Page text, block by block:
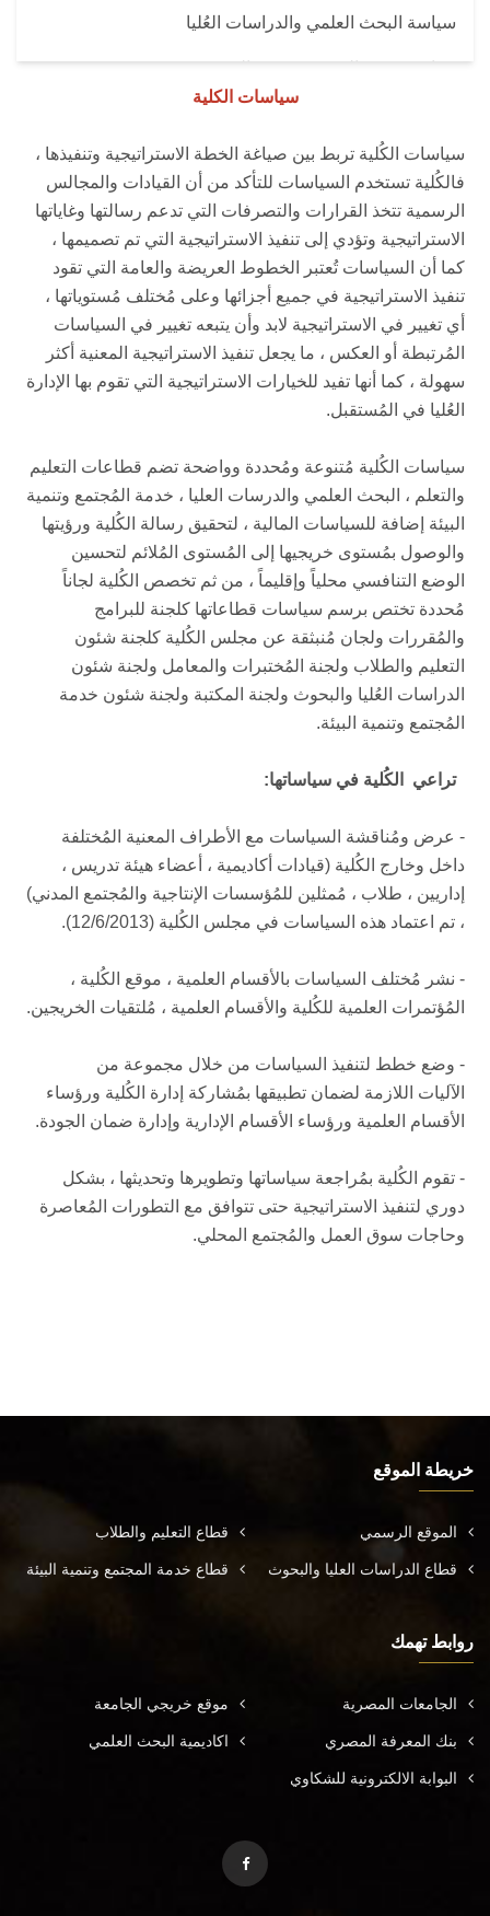
سياسة البحث العلمي والدراسات العُليا
سياسة خدمة المُجتمع وتنمية البيئة
مجموعة الآليات التنظيمية
سياسات الكلية
سياسات الكُلية تربط بين صياغة الخطة الاستراتيجية وتنفيذها ،
فالكُلية تستخدم السياسات للتأكد من أن القيادات والمجالس
الرسمية تتخذ القرارات والتصرفات التي تدعم رسالتها وغاياتها
الاستراتيجية وتؤدي إلى تنفيذ الاستراتيجية التي تم تصميمها ،
كما أن السياسات تُعتبر الخطوط العريضة والعامة التي تقود
تنفيذ الاستراتيجية في جميع أجزائها وعلى مُختلف مُستوياتها ،
أي تغيير في الاستراتيجية لابد وأن يتبعه تغيير في السياسات
المُرتبطة أو العكس ، ما يجعل تنفيذ الاستراتيجية المعنية أكثر
سهولة ، كما أنها تفيد للخيارات الاستراتيجية التي تقوم بها الإدارة
العُليا في المُستقبل.
سياسات الكُلية مُتنوعة ومُحددة وواضحة تضم قطاعات التعليم
والتعلم ، البحث العلمي والدرسات العليا ، خدمة المُجتمع وتنمية
البيئة إضافة للسياسات المالية ، لتحقيق رسالة الكُلية ورؤيتها
والوصول بمُستوى خريجيها إلى المُستوى المُلائم لتحسين
الوضع التنافسي محلياً وإقليماً ، من ثم تخصص الكُلية لجاناً
مُحددة تختص برسم سياسات قطاعاتها كلجنة للبرامج
والمُقررات ولجان مُنبثقة عن مجلس الكُلية كلجنة شئون
التعليم والطلاب ولجنة المُختبرات والمعامل ولجنة شئون
الدراسات العُليا والبحوث ولجنة المكتبة ولجنة شئون خدمة
المُجتمع وتنمية البيئة.
تراعي الكُلية في سياساتها:
- عرض ومُناقشة السياسات مع الأطراف المعنية المُختلفة
داخل وخارج الكُلية (قيادات أكاديمية ، أعضاء هيئة تدريس ،
إداريين ، طلاب ، مُمثلين للمُؤسسات الإنتاجية والمُجتمع المدني)
، تم اعتماد هذه السياسات في مجلس الكُلية (12/6/2013).
- نشر مُختلف السياسات بالأقسام العلمية ، موقع الكُلية ،
المُؤتمرات العلمية للكُلية والأقسام العلمية ، مُلتقيات الخريجين.
- وضع خطط لتنفيذ السياسات من خلال مجموعة من
الآليات اللازمة لضمان تطبيقها بمُشاركة إدارة الكُلية ورؤساء
الأقسام العلمية ورؤساء الأقسام الإدارية وإدارة ضمان الجودة.
- تقوم الكُلية بمُراجعة سياساتها وتطويرها وتحديثها ، بشكل
دوري لتنفيذ الاستراتيجية حتى تتوافق مع التطورات المُعاصرة
وحاجات سوق العمل والمُجتمع المحلي.
خريطة الموقع
الموقع الرسمي قطاع التعليم والطلاب
قطاع الدراسات العليا والبحوث قطاع خدمة المجتمع وتنمية البيئة
روابط تهمك
الجامعات المصرية موقع خريجي الجامعة
بنك المعرفة المصري اكاديمية البحث العلمي
البوابة الالكترونية للشكاوي